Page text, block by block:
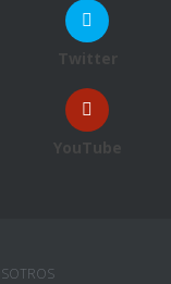
Twitter
YouTube